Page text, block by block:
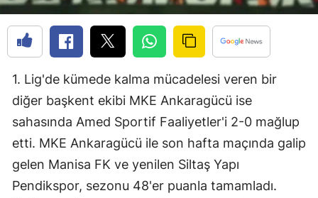
Çanakkale
Çankırı
Çorum
Denizli
1. Lig'de kümede kalma mücadelesi veren bir
diğer başkent ekibi MKE Ankaragücü ise
sahasında Amed Sportif Faaliyetler'i 2-0 mağlup
etti. MKE Ankaragücü ile son hafta maçında galip
gelen Manisa FK ve yenilen Siltaş Yapı
Pendikspor, sezonu 48'er puanla tamamladı.